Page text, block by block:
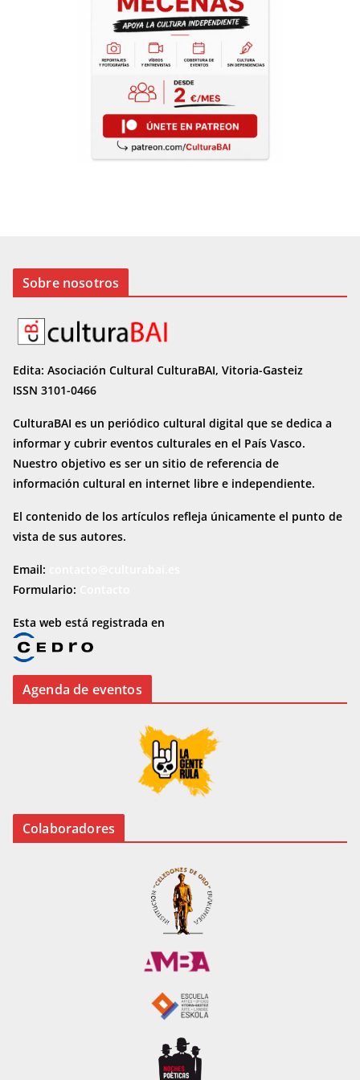
Sobre nosotros
Edita: Asociación Cultural CulturaBAI, Vitoria-Gasteiz
ISSN 3101-0466
CulturaBAI es un periódico cultural digital que se dedica a
informar y cubrir eventos culturales en el País Vasco.
Nuestro objetivo es ser un sitio de referencia de
información cultural en internet libre e independiente.
El contenido de los artículos refleja únicamente el punto de
vista de sus autores.
Email:
Formulario:
Esta web está registrada en
Agenda de eventos
Colaboradores